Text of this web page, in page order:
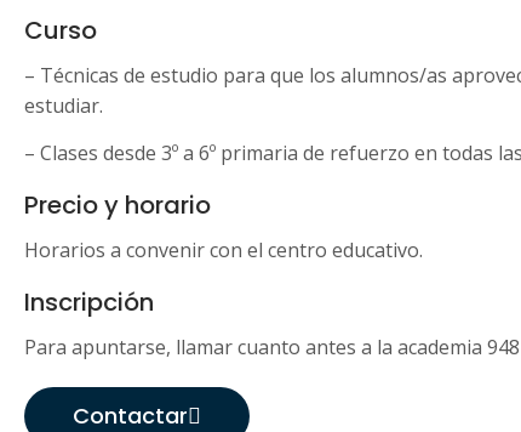
Curso
– Técnicas de estudio para que los alumnos/as
estudiar.
– Clases desde 3º a 6º primaria de refuerzo en todas
Precio y horario
Horarios a convenir con el centro educativo.
Inscripción
Para apuntarse, llamar cuanto antes a la academia
Contactar